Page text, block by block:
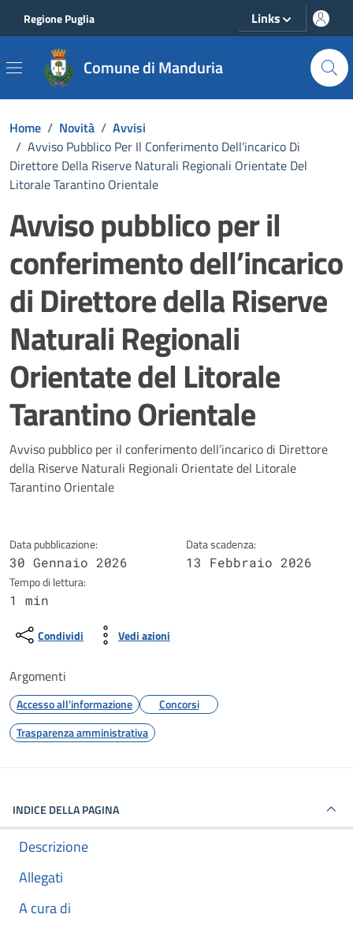
Regione Puglia Links
Comune di Manduria
Home / Novità / Avvisi
/ Avviso Pubblico Per Il Conferimento Dell’incarico Di
Direttore Della Riserve Naturali Regionali Orientate Del
Litorale Tarantino Orientale
Avviso pubblico per il
conferimento dell’incarico
di Direttore della Riserve
Naturali Regionali
Orientate del Litorale
Tarantino Orientale
Dettagli della notizia
Avviso pubblico per il conferimento dell’incarico di Direttore
della Riserve Naturali Regionali Orientate del Litorale
Tarantino Orientale
Data pubblicazione:
30 Gennaio 2026
Data scadenza:
13 Febbraio 2026
Tempo di lettura:
1 min
Condividi Vedi azioni
Argomenti
Accesso all'informazione
Concorsi
Trasparenza amministrativa
INDICE DELLA PAGINA
Descrizione
Allegati
A cura di